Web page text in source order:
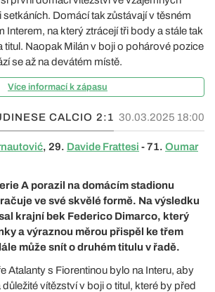
Domácí tak zůstávají v těsném
Interem, na který ztrácejí tři body a stále tak
titul. Naopak Milán v boji o pohárové pozice
se až na devátém místě.
Více informací k zápasu
CALCIO 2:1 30.03.2025 18:00
, 29. Davide Frattesi - 71. Oumar
A porazil na domácím stadionu
ve své skvělé formě. Na výsledku
krajní bek Federico Dimarco, který
a výraznou měrou přispěl ke třem
může snít o druhém titulu v řadě.
Atalanty s Fiorentinou bylo na Interu, aby
vítězství v boji o titul, které by před